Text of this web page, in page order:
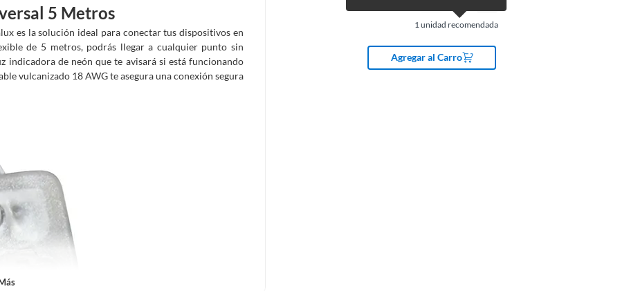
5 Metros
es la solución ideal para conectar tus dispositivos en
de 5 metros, podrás llegar a cualquier punto sin
indicadora de neón que te avisará si está funcionando
vulcanizado 18 AWG te asegura una conexión segura
1 unidad recomendada
Agregar al Carro